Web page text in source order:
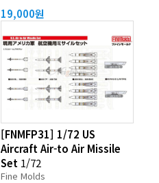
19,000원
[FNMFP31] 1/72 US
Aircraft Air-to Air Missile
Set 1/72
Fine Molds